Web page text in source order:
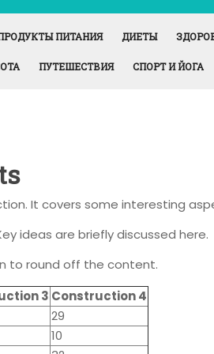
ПИТАНИЯ ДИЕТЫ
ПУТЕШЕСТВИЯ СПОРТ И ЙОГА
It covers some interesting
ideas are briefly discussed here.
to round off the content.
3 Construction 4
29
10